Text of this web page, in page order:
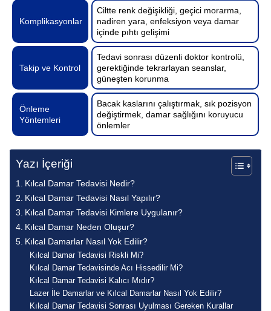
Komplikasyonlar
Ciltte renk değişikliği, geçici morarma,
nadiren yara, enfeksiyon veya damar
içinde pıhtı gelişimi
Takip ve Kontrol
Tedavi sonrası düzenli doktor kontrolü,
gerektiğinde tekrarlayan seanslar,
güneşten korunma
Önleme
Yöntemleri
Bacak kaslarını çalıştırmak, sık pozisyon
değiştirmek, damar sağlığını koruyucu
önlemler
Yazı İçeriği
Kılcal Damar Tedavisi Nedir?
Kılcal Damar Tedavisi Nasıl Yapılır?
Kılcal Damar Tedavisi Kimlere Uygulanır?
Kılcal Damar Neden Oluşur?
Kılcal Damarlar Nasıl Yok Edilir?
Kılcal Damar Tedavisi Riskli Mi?
Kılcal Damar Tedavisinde Acı Hissedilir Mi?
Kılcal Damar Tedavisi Kalıcı Mıdır?
Lazer İle Damarlar ve Kılcal Damarlar Nasıl Yok Edilir?
Kılcal Damar Tedavisi Sonrası Uyulması Gereken Kurallar